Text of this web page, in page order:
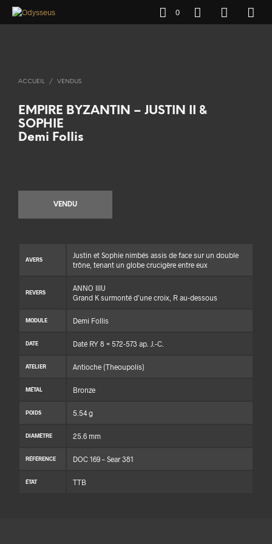
0
ACCUEIL / VENDUS
EMPIRE BYZANTIN – JUSTIN II &
SOPHIE
Demi Follis
VENDU
AVERS
Justin et Sophie nimbés assis de face sur un double
trône, tenant un globe crucigère entre eux
REVERS
ANNO IIIU
Grand K surmonté d’une croix, R au-dessous
MODULE Demi Follis
DATE Daté RY 8 = 572-573 ap. J.-C.
ATELIER Antioche (Theoupolis)
MÉTAL Bronze
POIDS 5.54 g
DIAMÈTRE 25.6 mm
RÉFÉRENCE DOC 169 – Sear 381
ÉTAT TTB